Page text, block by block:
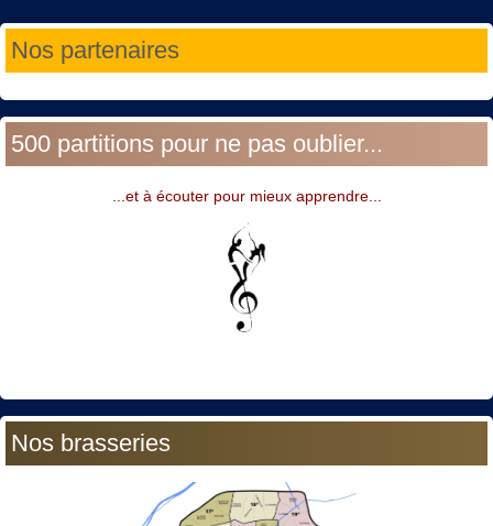
Nos partenaires
500 partitions pour ne pas oublier...
...et à écouter pour mieux apprendre...
Nos brasseries
Année
précédente
Mois
précédent
Année
suivante
Mois
suivant